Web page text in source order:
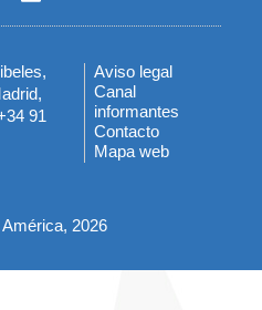
91
Menú
del
pie
Aviso legal
Canal
informantes
Contacto
Mapa web
2026